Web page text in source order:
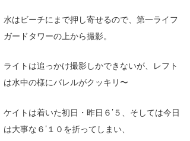
水はビーチにまで押し寄せるので、第一ライフ
ガードタワーの上から撮影。
ライトは追っかけ撮影しかできないが、レフト
は水中の様にバレルがクッキリ〜
ケイトは着いた初日・昨日６’５、そしては今日
は大事な６’１０を折ってしまい、
Naoya Kimoto
mitsuteru Kamio
Yasunari Inoue
Yoshiyuki Obata
arukasvision
メディア
SURFMEDIA
Colors MAGAZINE
WAVAL
波伝説アンバサダー/プロライダー
福島寿実子
中浦“JET”章
嵯峨明日香
波伝説スタッフ
☆加藤
+☆maki☆+
波伝説